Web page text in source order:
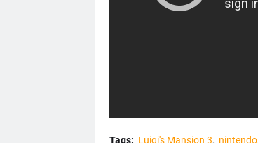
Tags: Luigi's Mansion 3 nintendo